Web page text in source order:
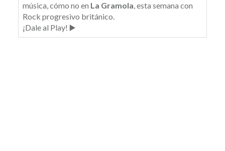
música, cómo no en La Gramola, esta semana con
Rock progresivo británico.
¡Dale al Play! ▶️